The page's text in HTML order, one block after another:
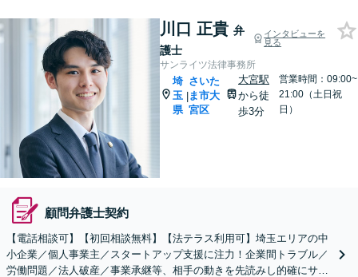
川口 正貴 弁
護士
インタビューを
見る
サンライツ法律事務所
埼
玉
県
|
さいた
ま市大
宮区
大宮駅
から徒
歩3分
営業時間：09:00~
21:00（土日祝
日）
顧問弁護士契約
【電話相談可】【初回相談無料】【法テラス利用可】埼玉エリアの中
小企業／個人事業主／スタートアップ支援に注力！企業間トラブル／
労働問題／法人破産／事業承継等、相手の動きを先読みし的確にサポ